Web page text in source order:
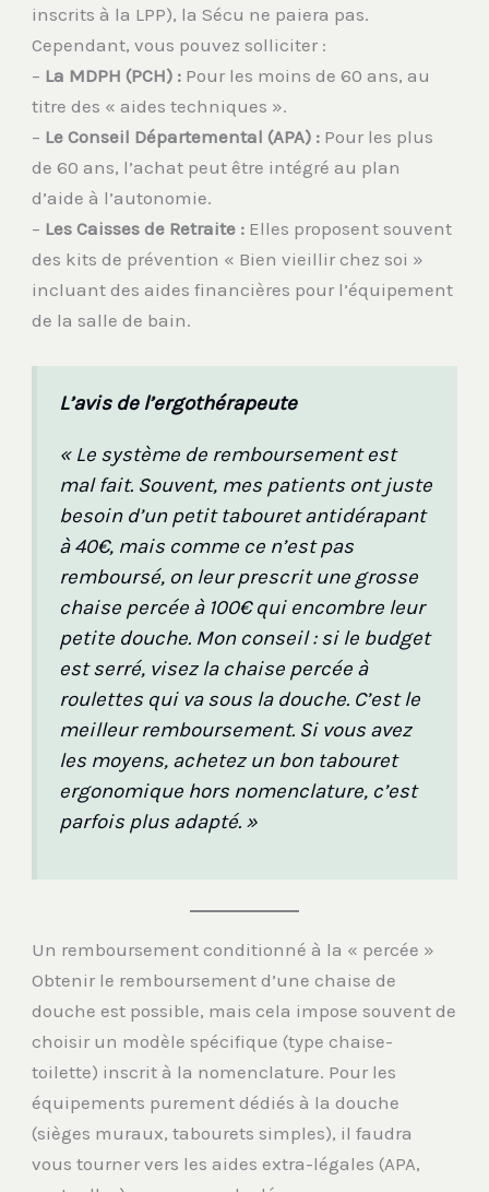
inscrits à la LPP), la Sécu ne paiera pas.
Cependant, vous pouvez solliciter :
– La MDPH (PCH) : Pour les moins de 60 ans, au
titre des « aides techniques ».
– Le Conseil Départemental (APA) : Pour les plus
de 60 ans, l’achat peut être intégré au plan
d’aide à l’autonomie.
– Les Caisses de Retraite : Elles proposent souvent
des kits de prévention « Bien vieillir chez soi »
incluant des aides financières pour l’équipement
de la salle de bain.
L’avis de l’ergothérapeute
« Le système de remboursement est
mal fait. Souvent, mes patients ont juste
besoin d’un petit tabouret antidérapant
à 40€, mais comme ce n’est pas
remboursé, on leur prescrit une grosse
chaise percée à 100€ qui encombre leur
petite douche. Mon conseil : si le budget
est serré, visez la chaise percée à
roulettes qui va sous la douche. C’est le
meilleur remboursement. Si vous avez
les moyens, achetez un bon tabouret
ergonomique hors nomenclature, c’est
parfois plus adapté. »
Un remboursement conditionné à la « percée »
Obtenir le remboursement d’une chaise de
douche est possible, mais cela impose souvent de
choisir un modèle spécifique (type chaise-
toilette) inscrit à la nomenclature. Pour les
équipements purement dédiés à la douche
(sièges muraux, tabourets simples), il faudra
vous tourner vers les aides extra-légales (APA,